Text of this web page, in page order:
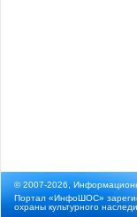
© 2007-2026,
Портал «ИнфоШОС»
охраны культурного